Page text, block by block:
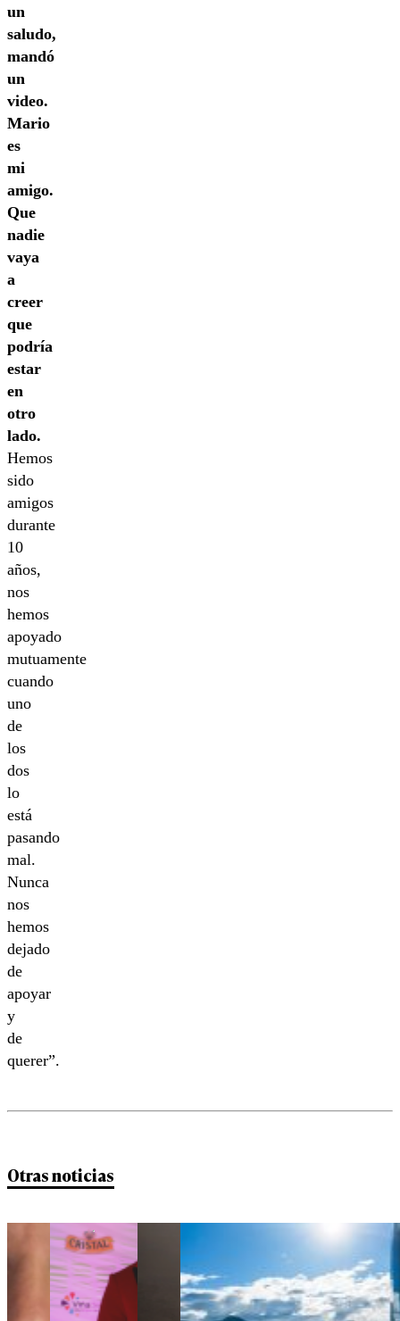
un
saludo,
mandó
un
video.
Mario
es
mi
amigo.
Que
nadie
vaya
a
creer
que
podría
estar
en
otro
lado.
Hemos
sido
amigos
durante
10
años,
nos
hemos
apoyado
mutuamente
cuando
uno
de
los
dos
lo
está
pasando
mal.
Nunca
nos
hemos
dejado
de
apoyar
y
de
querer”.
Otras noticias